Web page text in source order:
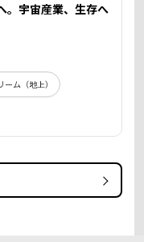
。宇宙産業、生存へ
ム（地上）